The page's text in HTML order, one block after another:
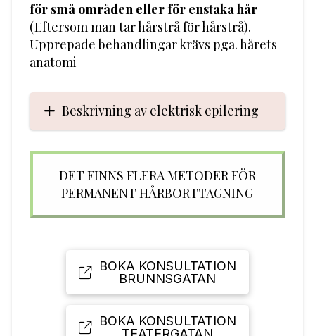
för små områden eller för enstaka hår
(Eftersom man tar hårstrå för hårstrå).
Upprepade behandlingar krävs pga. hårets
anatomi
Beskrivning av elektrisk epilering
DET FINNS FLERA METODER FÖR
PERMANENT HÅRBORTTAGNING
BOKA KONSULTATION
BRUNNSGATAN
BOKA KONSULTATION